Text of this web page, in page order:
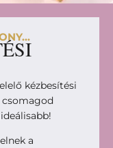
kézbesítési
a